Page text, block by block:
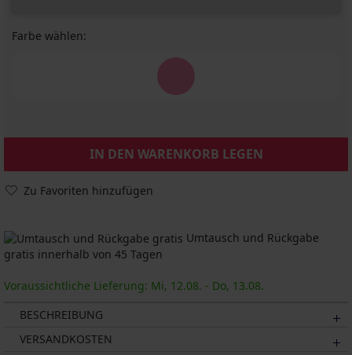
Farbe wählen:
IN DEN WARENKORB LEGEN
Zu Favoriten hinzufügen
Umtausch und Rückgabe
gratis innerhalb von 45 Tagen
Voraussichtliche Lieferung: Mi, 12.08. - Do, 13.08.
BESCHREIBUNG
VERSANDKOSTEN